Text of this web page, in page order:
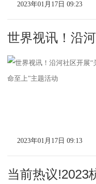
2023年01月17日 09:23
世界视讯！沿
2023年01月17日 09:13
当前热议!2023